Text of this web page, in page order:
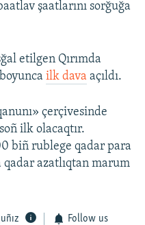
şaatlarını sorğuğa
etilgen Qırımda
ilk dava açıldı.
çerçivesinde
ilk olacaqtır.
biñ rublege qadar para
qadar azatlıqtan marum
Follow us